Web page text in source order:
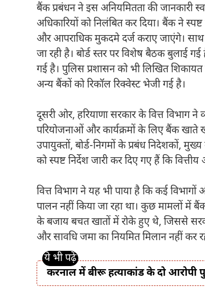
बैंक प्रबंधन ने इस अनियमितता की जानकारी
अधिकारियों को निलंबित कर दिया। बैंक ने
और आपराधिक मुकदमे दर्ज कराए जाएंगे। साथ
जा रही है। बोर्ड स्तर पर विशेष बैठक बुलाई
गई है। पुलिस प्रशासन को भी लिखित
अन्य बैंकों को रिकॉल रिक्वेस्ट भेजी गई है।
दूसरी ओर, हरियाणा सरकार के वित्त विभाग
परियोजनाओं और कार्यक्रमों के लिए बैंक खाते
उपायुक्तों, बोर्ड-निगमों के प्रबंध निदेशकों, मुख्य
को स्पष्ट निर्देश जारी कर दिए गए हैं कि
वित्त विभाग ने यह भी पाया है कि कई विभागों
पालन नहीं किया जा रहा था। कुछ मामलों में
के बजाय बचत खातों में रोके हुए थे, जिससे
और सावधि जमा का नियमित मिलान नहीं
करनाल में बीरू हत्याकांड के दो आरोपी